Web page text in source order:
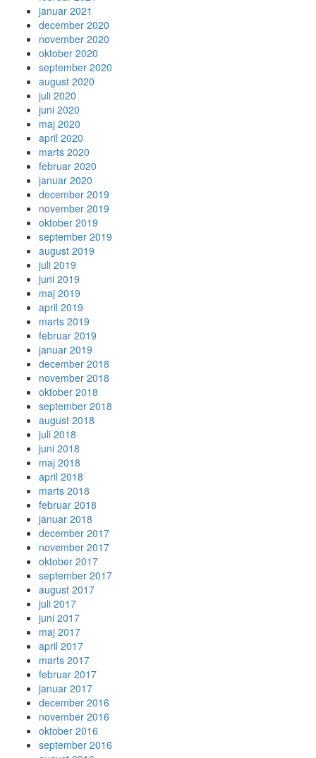
januar 2021
december 2020
november 2020
oktober 2020
september 2020
august 2020
juli 2020
juni 2020
maj 2020
april 2020
marts 2020
februar 2020
januar 2020
december 2019
november 2019
oktober 2019
september 2019
august 2019
juli 2019
juni 2019
maj 2019
april 2019
marts 2019
februar 2019
januar 2019
december 2018
november 2018
oktober 2018
september 2018
august 2018
juli 2018
juni 2018
maj 2018
april 2018
marts 2018
februar 2018
januar 2018
december 2017
november 2017
oktober 2017
september 2017
august 2017
juli 2017
juni 2017
maj 2017
april 2017
marts 2017
februar 2017
januar 2017
december 2016
november 2016
oktober 2016
september 2016